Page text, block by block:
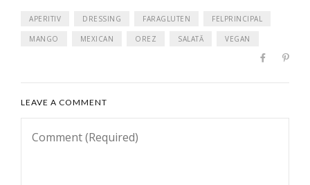
APERITIV DRESSING FARAGLUTEN FELPRINCIPAL
MANGO MEXICAN OREZ SALATĂ VEGAN
LEAVE A COMMENT